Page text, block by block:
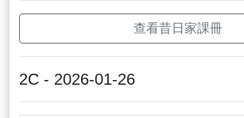
查看昔日家課冊
2C - 2026-01-26